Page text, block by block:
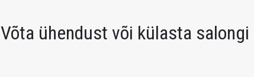
Võta ühendust või külasta salongi